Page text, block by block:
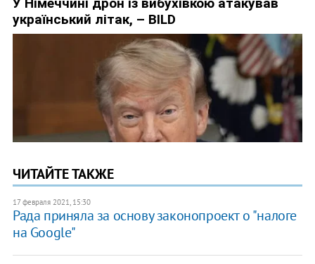
ЧИТАЙТЕ ТАКЖЕ
17 февраля 2021, 15:30
Рада приняла за основу законопроект о "налоге
на Google"